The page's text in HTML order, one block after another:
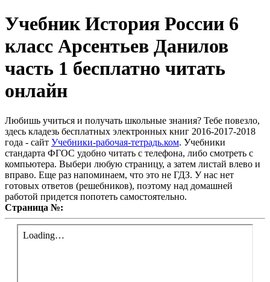
Учебник История России 6
класс Арсентьев Данилов
часть 1 бесплатно читать
онлайн
Любишь учиться и получать школьные знания? Тебе повезло,
здесь кладезь бесплатных электронных книг 2016-2017-2018
года - сайт Учебники-рабочая-тетрадь.ком. Учебники
стандарта ФГОС удобно читать с телефона, либо смотреть с
компьютера. Выбери любую страницу, а затем листай влево и
вправо. Еще раз напоминаем, что это не ГДЗ. У нас нет
готовых ответов (решебников), поэтому над домашней
работой придется попотеть самостоятельно.
Страница №: